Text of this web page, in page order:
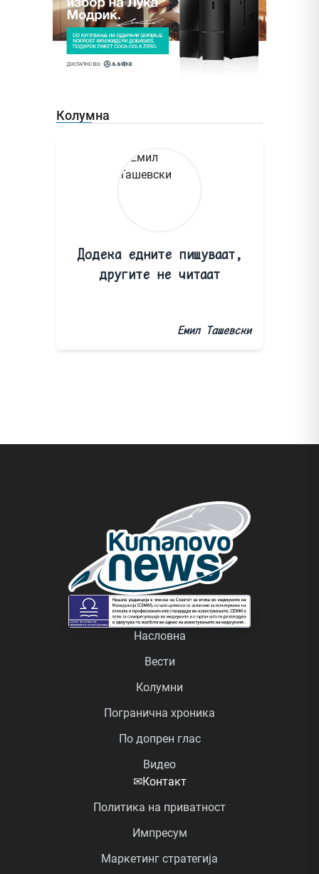
Колумна
Додека едните пишуваат,
другите не читаат
Емил Ташевски
Насловна
Вести
Колумни
Погранична хроника
По допрен глас
Видео
✉Контакт
Политика на приватност
Импресум
Маркетинг стратегија